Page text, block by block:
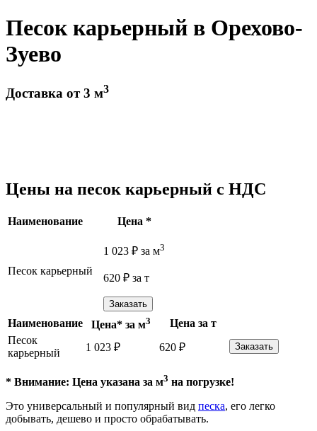
Песок карьерный в Орехово-
Зуево
Доставка от 3 м3
Цены на песок карьерный с НДС
Наименование Цена *
Песок карьерный
1 023 ₽ за м3
620 ₽ за т
Заказать
Наименование Цена* за м3
Цена за т
Песок
карьерный
1 023 ₽ 620 ₽ Заказать
* Внимание: Цена указана за м3 на погрузке!
Это универсальный и популярный вид песка, его легко
добывать, дешево и просто обрабатывать.